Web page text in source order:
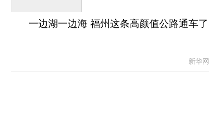
一边湖一边海 福州这条高颜值公路通车了
新华网